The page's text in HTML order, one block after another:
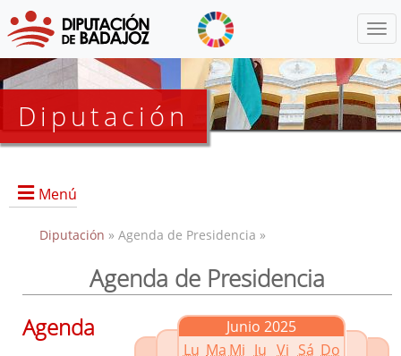
Diputación
Menú
Presidencia
Grupos Políticos
Diputación » Agenda de Presidencia »
Agenda de Presidencia
Junio 2025
Lu Ma Mi Ju Vi Sá Do
Agenda